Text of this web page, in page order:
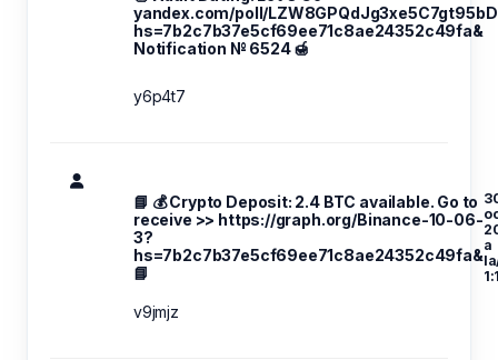
yandex.com/poll/
hs=7b2c7b37e5cf69ee71c8ae24352c49fa&
Notification № 6524 🍯
y6p4t7
📘 💰 Crypto Deposit: 2.4 BTC available. Go to
receive >> https://graph.org/Binance-10-06-
3?
hs=7b2c7b37e5cf69ee71c8ae24352c49fa&
📘
a
v9jmjz